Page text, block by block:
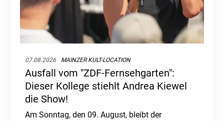
07.08.2026 MAINZER KULT-LOCATION
Ausfall vom "ZDF-Fernsehgarten":
Dieser Kollege stiehlt Andrea Kiewel
die Show!
Am Sonntag, den 09. August, bleibt der